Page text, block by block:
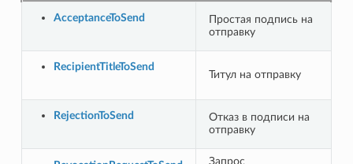
AcceptanceToSend
Простая подпись на
отправку
RecipientTitleToSend
Титул на отправку
RejectionToSend
Отказ в подписи на
отправку
Запрос